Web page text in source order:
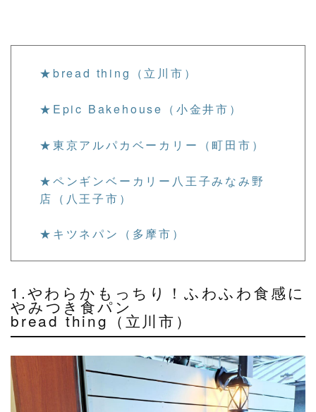
★bread thing（立川市）
★Epic Bakehouse（小金井市）
★東京アルパカベーカリー（町田市）
★ペンギンベーカリー八王子みなみ野
店（八王子市）
★キツネパン（多摩市）
1.やわらかもっちり！ふわふわ食感に
やみつき食パン
bread thing（立川市）